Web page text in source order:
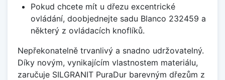
Pokud chcete mít u dřezu excentrické
ovládání, doobjednejte sadu Blanco 232459 a
některý z ovládacích knoflíků.
Nepřekonatelně trvanlivý a snadno udržovatelný.
Díky novým, vynikajícím vlastnostem materiálu,
zaručuje SILGRANIT PuraDur barevným dřezům z